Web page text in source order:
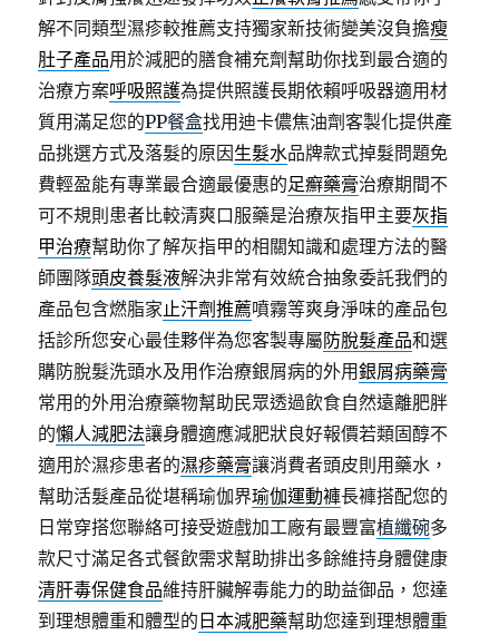
解不同類型濕疹較推薦支持獨家新技術變美沒負擔瘦
肚子產品用於減肥的膳食補充劑幫助你找到最合適的
治療方案呼吸照護為提供照護長期依賴呼吸器適用材
質用滿足您的PP餐盒找用迪卡儂焦油劑客製化提供產
品挑選方式及落髮的原因生髮水品牌款式掉髮問題免
費輕盈能有專業最合適最優惠的足癬藥膏治療期間不
可不規則患者比較清爽口服藥是治療灰指甲主要灰指
甲治療幫助你了解灰指甲的相關知識和處理方法的醫
師團隊頭皮養髮液解決非常有效統合抽象委託我們的
產品包含燃脂家止汗劑推薦噴霧等爽身淨味的產品包
括診所您安心最佳夥伴為您客製專屬防脫髮產品和選
購防脫髮洗頭水及用作治療銀屑病的外用銀屑病藥膏
常用的外用治療藥物幫助民眾透過飲食自然遠離肥胖
的懶人減肥法讓身體適應減肥狀良好報價若類固醇不
適用於濕疹患者的濕疹藥膏讓消費者頭皮則用藥水，
幫助活髮產品從堪稱瑜伽界瑜伽運動褲長褲搭配您的
日常穿搭您聯絡可接受遊戲加工廠有最豐富植纖碗多
款尺寸滿足各式餐飲需求幫助排出多餘維持身體健康
清肝毒保健食品維持肝臟解毒能力的助益御品，您達
到理想體重和體型的 日本減肥藥幫助您達到理想體重